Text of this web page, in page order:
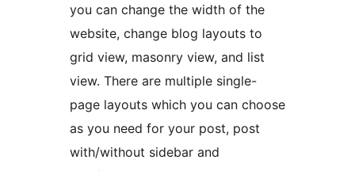
you can change the width of the
website, change blog layouts to
grid view, masonry view, and list
view. There are multiple single-
page layouts which you can choose
as you need for your post, post
with/without sidebar and